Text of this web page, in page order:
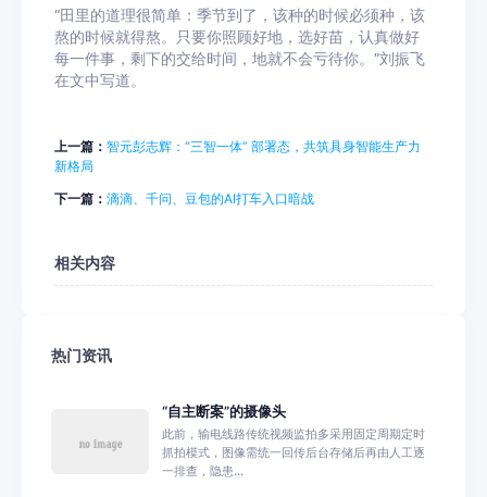
“田里的道理很简单：季节到了，该种的时候必须种，该
熬的时候就得熬。只要你照顾好地，选好苗，认真做好
每一件事，剩下的交给时间，地就不会亏待你。”刘振飞
在文中写道。
上一篇： 智元彭志辉：“三智一体” 部署态，共筑具身智能生产力
新格局
下一篇： 滴滴、千问、豆包的AI打车入口暗战
相关内容
热门资讯
“自主断案”的摄像头
此前，输电线路传统视频监拍多采用固定周期定时
抓拍模式，图像需统一回传后台存储后再由人工逐
一排查，隐患...